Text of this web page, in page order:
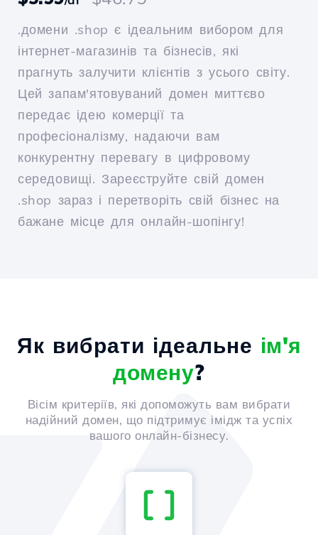
.домени .shop є ідеальним вибором для
інтернет-магазинів та бізнесів, які
прагнуть залучити клієнтів з усього світу.
Цей запам'ятовуваний домен миттєво
передає ідею комерції та
професіоналізму, надаючи вам
конкурентну перевагу в цифровому
середовищі. Зареєструйте свій домен
.shop зараз і перетворіть свій бізнес на
бажане місце для онлайн-шопінгу!
Як вибрати ідеальне ім'я
домену?
Вісім критеріїв, які допоможуть вам вибрати
надійний домен, що підтримує імідж та успіх
вашого онлайн-бізнесу.